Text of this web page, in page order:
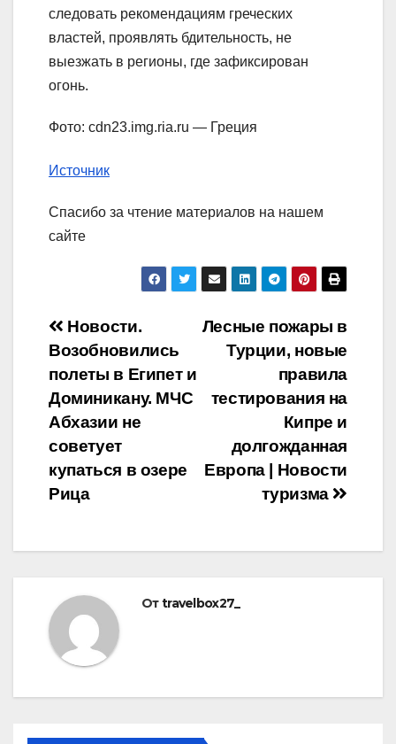
следовать рекомендациям греческих
властей, проявлять бдительность, не
выезжать в регионы, где зафиксирован
огонь.
Фото: cdn23.img.ria.ru — Греция
Источник
Спасибо за чтение материалов на нашем
сайте
Навигация
по
записям
Лесные пожары в
Турции, новые
правила
тестирования на
Кипре и
долгожданная
Европа | Новости
туризма
Новости.
Возобновились
полеты в Египет и
Доминикану. МЧС
Абхазии не
советует
купаться в озере
Рица
Отtravelbox27_